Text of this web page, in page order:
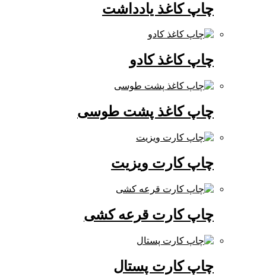
چاپ کاغذ یادداشت
چاپ کاغذ کادو
چاپ کاغذ پشت طوسی
چاپ کارت ویزیت
چاپ کارت قرعه کشی
چاپ کارت پستال